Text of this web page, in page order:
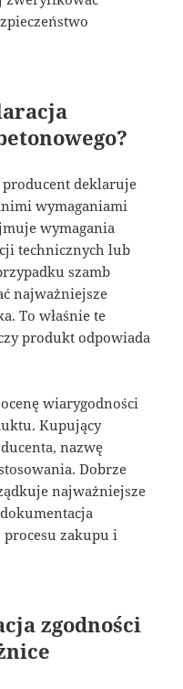
deklaruje
wymaganiami
wymagania
technicznych lub
szamb
najważniejsze
To właśnie te
produkt odpowiada
wiarygodności
Kupujący
nazwę
Dobrze
najważniejsze
procesu zakupu i
zgodności